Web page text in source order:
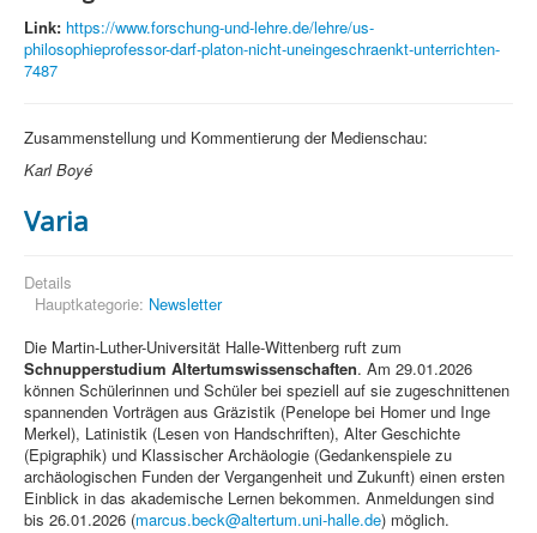
Link: https://www.forschung-und-lehre.de/lehre/us-
philosophieprofessor-darf-platon-nicht-uneingeschraenkt-unterrichten-
7487
Zusammenstellung und Kommentierung der Medienschau:
Karl Boyé
Varia
Details
Hauptkategorie: Newsletter
Die Martin-Luther-Universität Halle-Wittenberg ruft zum
Schnupperstudium Altertumswissenschaften. Am 29.01.2026
können Schülerinnen und Schüler bei speziell auf sie zugeschnittenen
spannenden Vorträgen aus Gräzistik (Penelope bei Homer und Inge
Merkel), Latinistik (Lesen von Handschriften), Alter Geschichte
(Epigraphik) und Klassischer Archäologie (Gedankenspiele zu
archäologischen Funden der Vergangenheit und Zukunft) einen ersten
Einblick in das akademische Lernen bekommen. Anmeldungen sind
bis 26.01.2026 (marcus.beck@altertum.uni-halle.de) möglich.